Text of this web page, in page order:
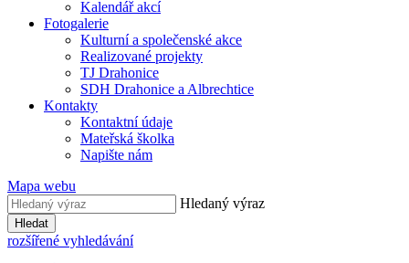
Kalendář akcí
Fotogalerie
Kulturní a společenské akce
Realizované projekty
TJ Drahonice
SDH Drahonice a Albrechtice
Kontakty
Kontaktní údaje
Mateřská školka
Napište nám
Mapa webu
Hledaný výraz
Hledat
rozšířené vyhledávání